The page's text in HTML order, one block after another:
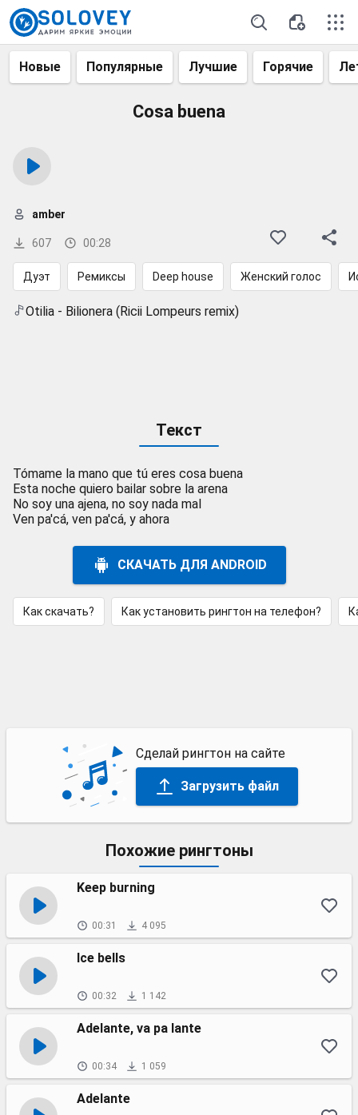
Новые Популярные Лучшие Горячие
Cosa buena
607 00:28
amber
Дуэт Ремиксы Deep house Женский голос
Otilia - Bilionera (Ricii Lompeurs remix)
Текст
Tómame la mano que tú eres cosa buena
Esta noche quiero bailar sobre la arena
No soy una ajena, no soy nada mal
Ven pa'cá, ven pa'cá, y ahora
СКАЧАТЬ ДЛЯ ANDROID
Как скачать? Как установить рингтон на телефон?
Сделай рингтон на сайте
Загрузить файл
Похожие рингтоны
Keep burning
00:31 4 095
Ice bells
00:32 1 142
Adelante, va pa lante
00:34 1 059
Adelante